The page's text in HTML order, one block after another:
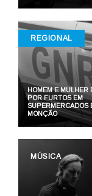
REGIONAL
HOMEM E MULHER
POR FURTOS EM
SUPERMERCADOS
MONÇÃO
MÚSICA